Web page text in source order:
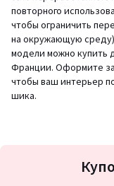
повторного
чтобы ограничить
на окружающую
модели можно купить
Франции. Оформите
чтобы ваш интерьер
шика.